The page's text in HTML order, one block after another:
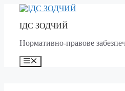
contentІДС ЗОДЧИЙ
Нормативно-правове
Menu